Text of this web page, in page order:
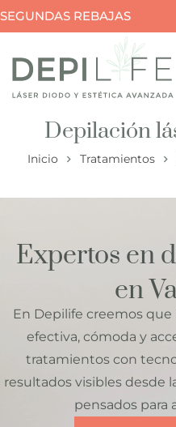
SEGUNDAS REBAJAS
Depilación
Inicio Tratamientos
Expertos en
en
En Depilife creemos que
efectiva, cómoda y
tratamientos con
resultados visibles desde
pensados para